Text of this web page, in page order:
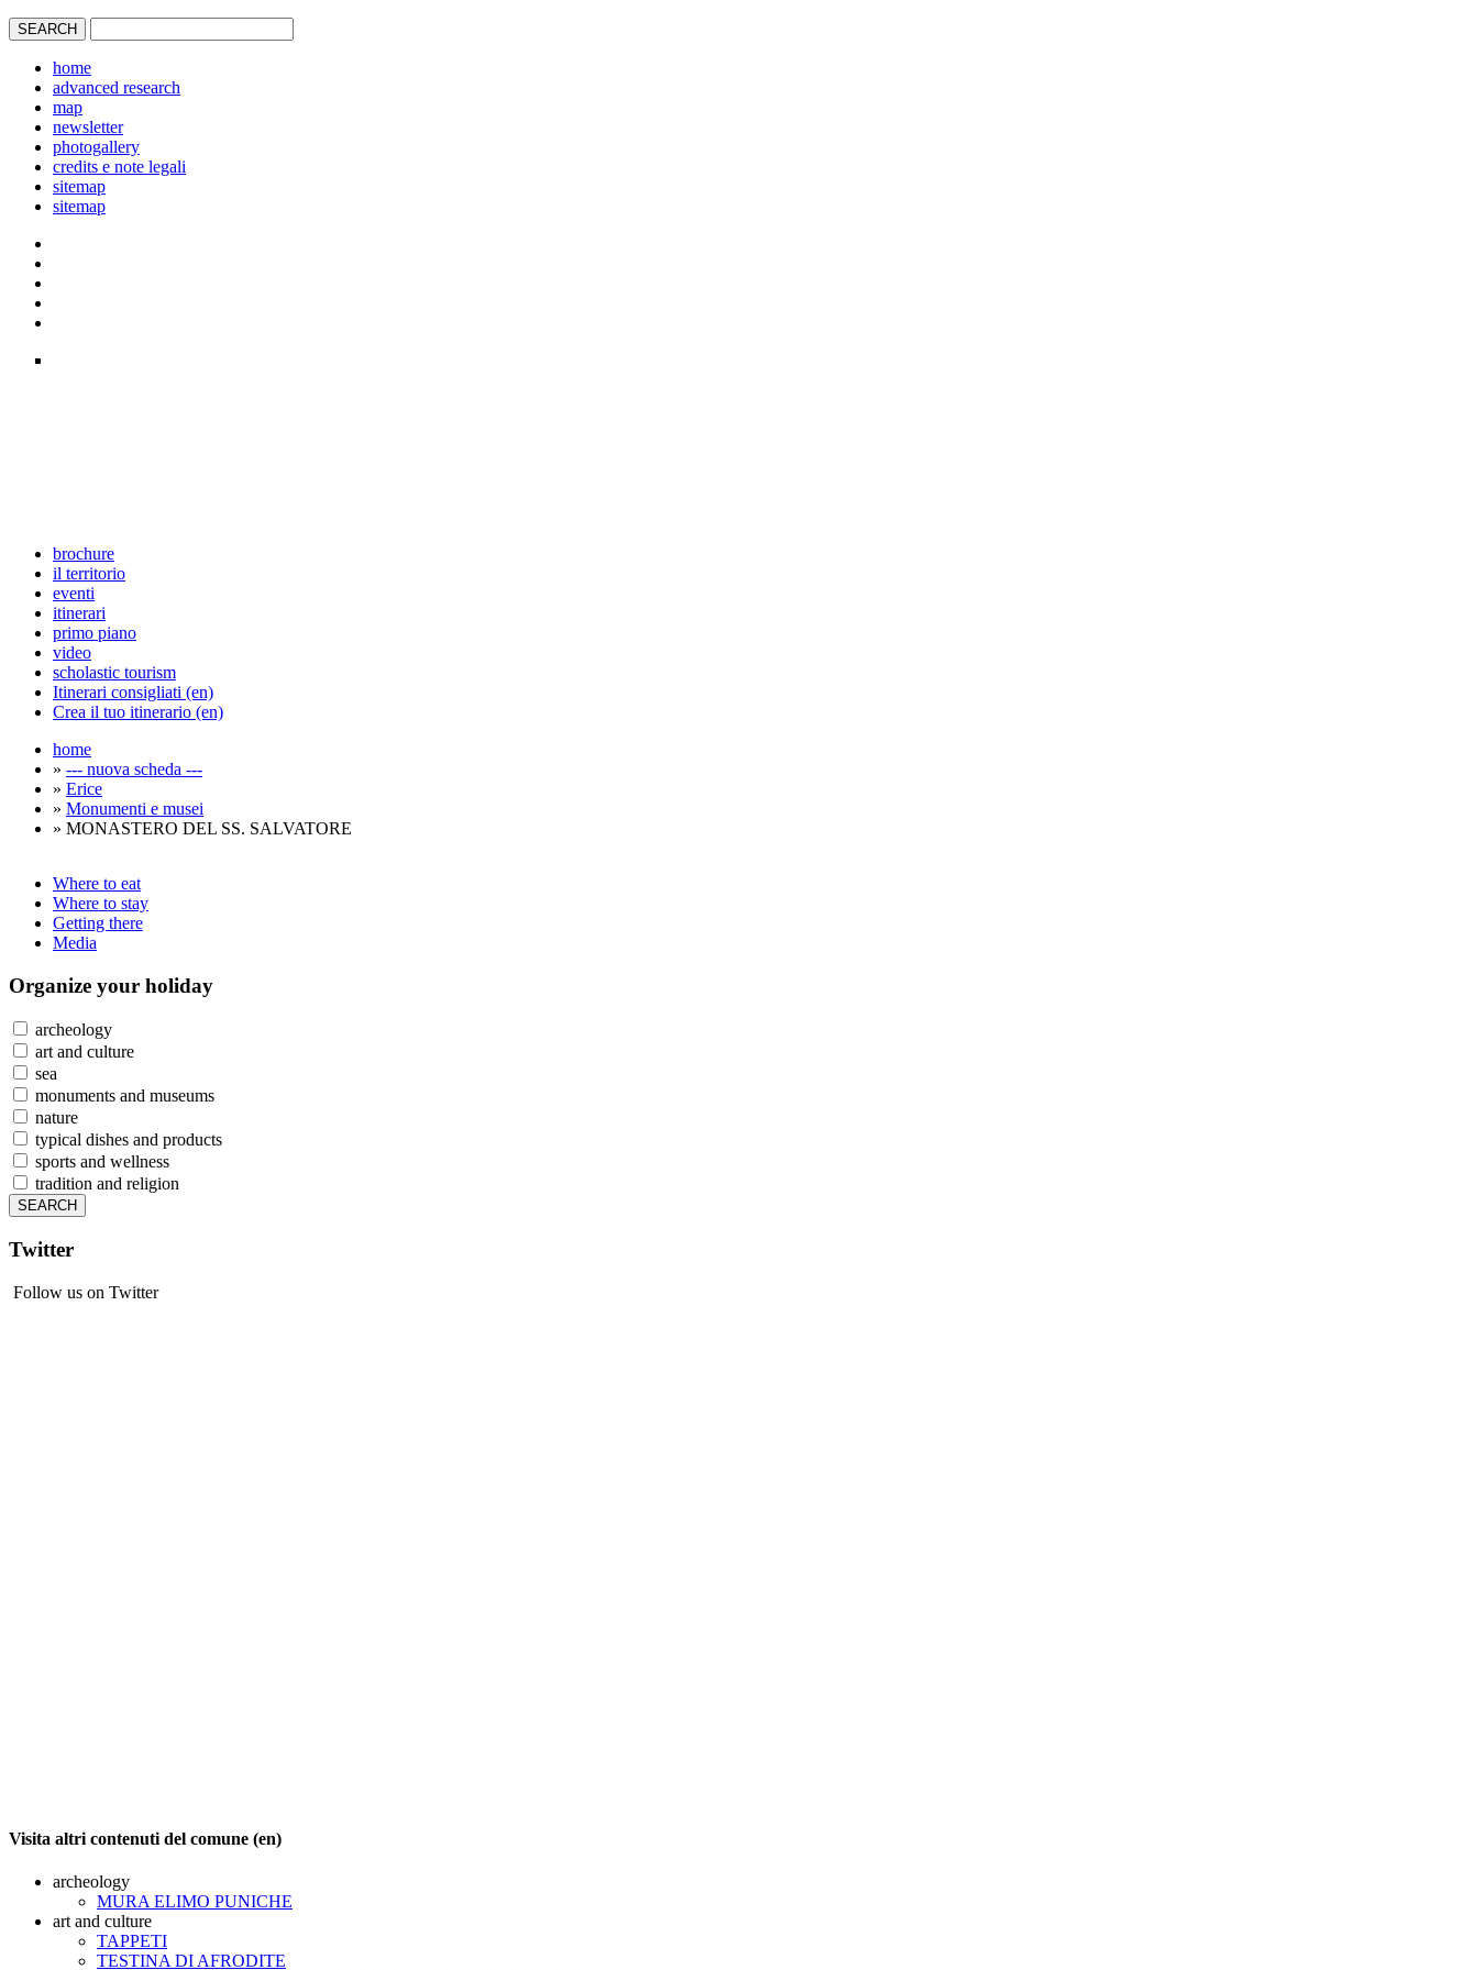
home
advanced research
map
newsletter
photogallery
credits e note legali
sitemap
sitemap
brochure
il territorio
eventi
itinerari
primo piano
video
scholastic tourism
Itinerari consigliati (en)
Crea il tuo itinerario (en)
home
» --- nuova scheda ---
» Erice
» Monumenti e musei
» MONASTERO DEL SS. SALVATORE
Where to eat
Where to stay
Getting there
Media
Organize your holiday
archeology
art and culture
sea
monuments and museums
nature
typical dishes and products
sports and wellness
tradition and religion
Twitter
Follow us on Twitter
Visita altri contenuti del comune (en)
archeology
MURA ELIMO PUNICHE
art and culture
TAPPETI
TESTINA DI AFRODITE